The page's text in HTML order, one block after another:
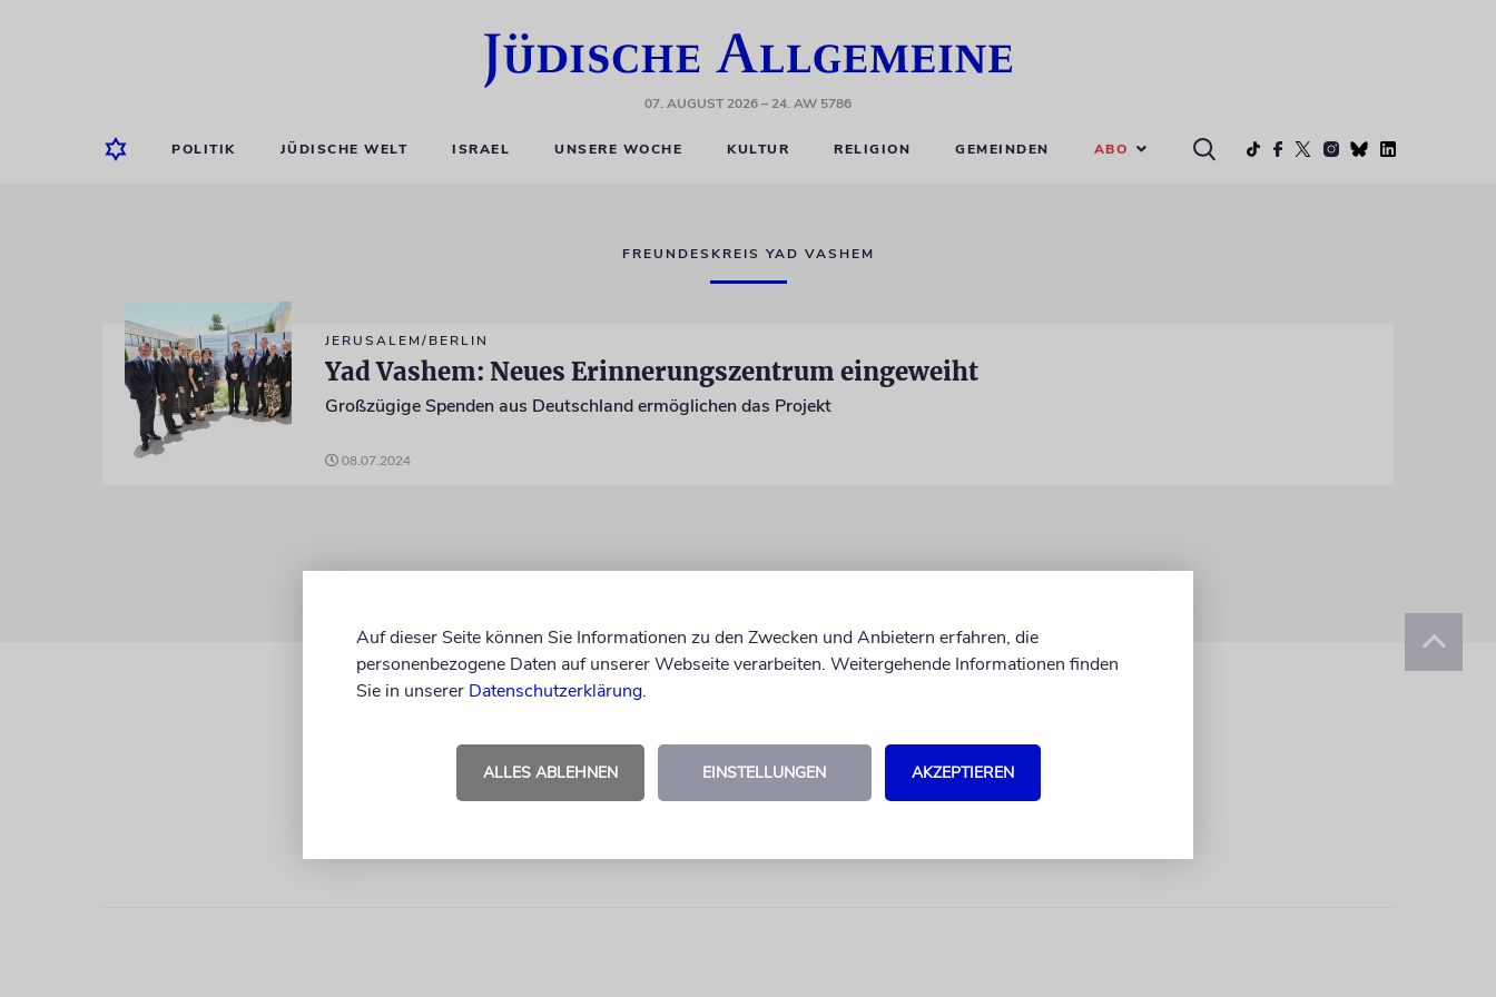
07. AUGUST 2026– 24. AW 5786
POLITIK JÜDISCHE WELT ISRAEL UNSERE WOCHE KULTUR RELIGION GEMEINDEN ABO
FREUNDESKREIS YAD VASHEM
JERUSALEM/BERLIN
Yad Vashem: Neues Erinnerungszentrum eingeweiht
Großzügige Spenden aus Deutschland ermöglichen das Projekt
08.07.2024
Auf dieser Seite können Sie Informationen zu den Zwecken und Anbietern erfahren, die
personenbezogene Daten auf unserer Webseite verarbeiten. Weitergehende Informationen finden
Sie in unserer Datenschutzerklärung.
ALLES ABLEHNEN EINSTELLUNGEN AKZEPTIEREN